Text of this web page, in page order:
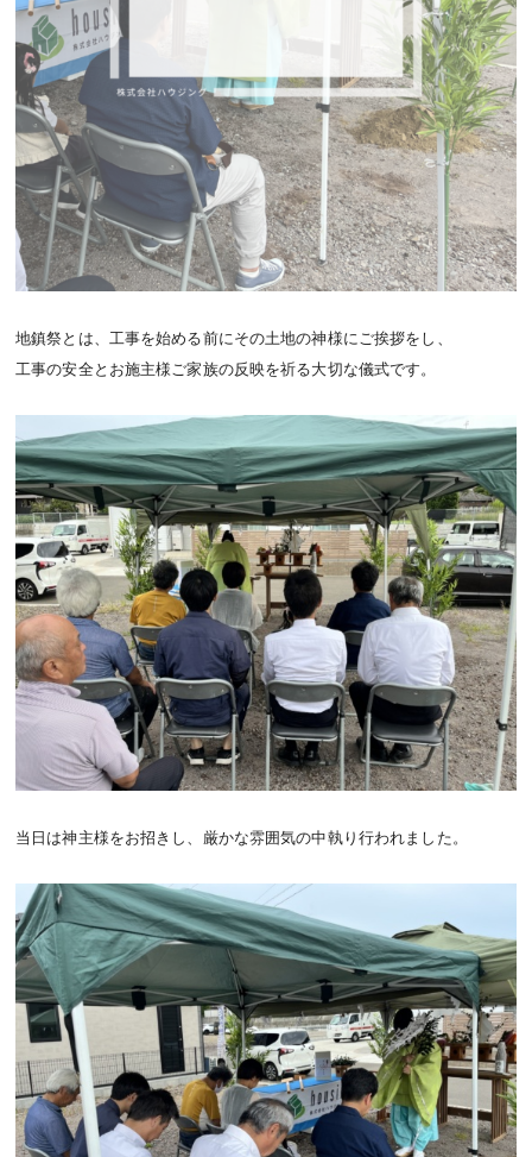
地鎮祭とは、工事を始める前にその土地の神様にご挨拶をし、
工事の安全とお施主様ご家族の反映を祈る大切な儀式です。
当日は神主様をお招きし、厳かな雰囲気の中執り行われました。